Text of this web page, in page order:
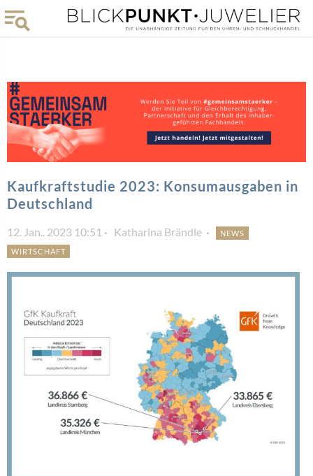
Kaufkraftstudie 2023: Konsumausgaben in
Deutschland
12. Jan.. 2023 10:51 Katharina Brändle
NEWS
WIRTSCHAFT